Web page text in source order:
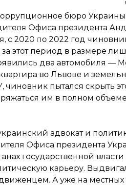
бюро Украины
Офиса президента
с 2020 по 2022 год
этот период в размере
два автомобиля —
во Львове и
пытался скрыть
им в полном
адвокат и
Офиса президента
государственной
карьеру.
А уже на местных